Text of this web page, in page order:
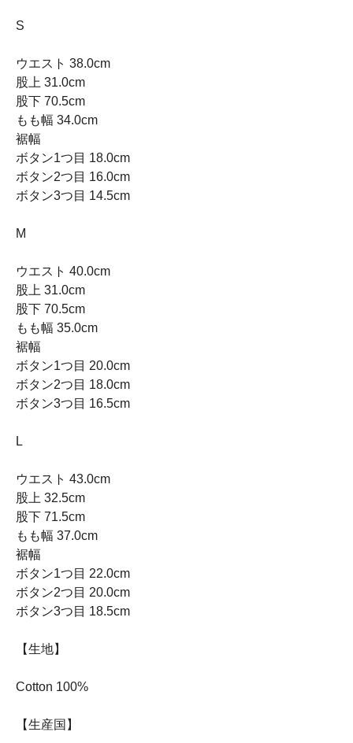
S
ウエスト 38.0cm
股上 31.0cm
股下 70.5cm
もも幅 34.0cm
裾幅
ボタン1つ目 18.0cm
ボタン2つ目 16.0cm
ボタン3つ目 14.5cm
M
ウエスト 40.0cm
股上 31.0cm
股下 70.5cm
もも幅 35.0cm
裾幅
ボタン1つ目 20.0cm
ボタン2つ目 18.0cm
ボタン3つ目 16.5cm
L
ウエスト 43.0cm
股上 32.5cm
股下 71.5cm
もも幅 37.0cm
裾幅
ボタン1つ目 22.0cm
ボタン2つ目 20.0cm
ボタン3つ目 18.5cm
【生地】
Cotton 100%
【生産国】